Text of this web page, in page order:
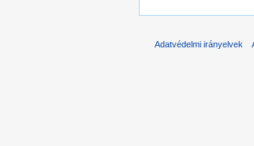
Adatvédelmi irányelvek